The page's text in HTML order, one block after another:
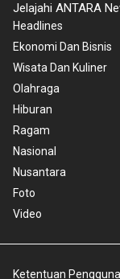
Jelajahi ANTARA
Headlines
Ekonomi Dan Bisnis
Wisata Dan Kuliner
Olahraga
Hiburan
Ragam
Nasional
Nusantara
Foto
Video
Ketentuan